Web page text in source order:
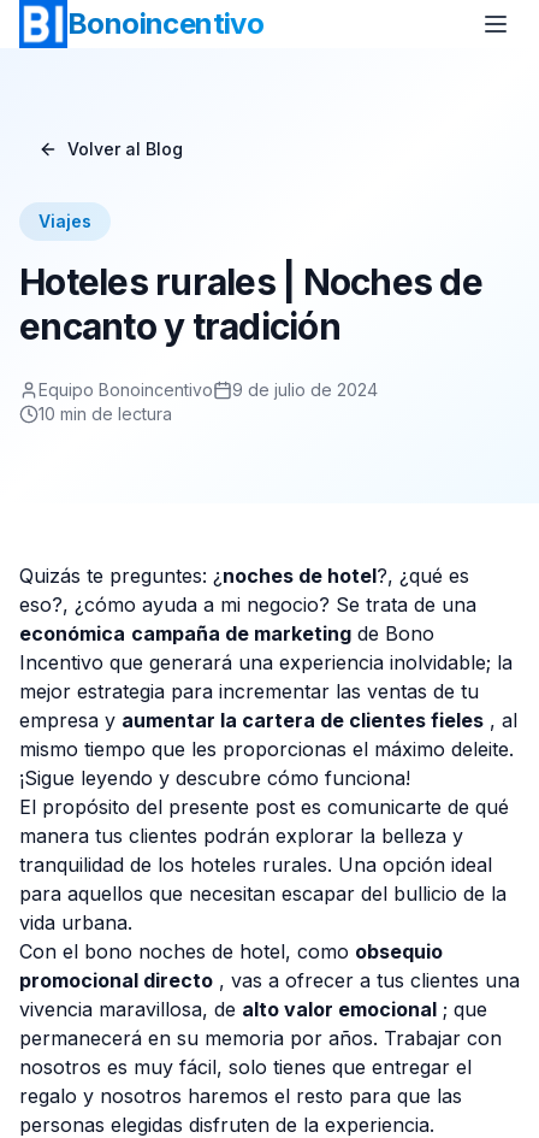
Bonoincentivo
Bono Vuelo
Bono Rural
Bono Minicrucero
Consulta Gratis
Volver al Blog
Viajes
Hoteles rurales | Noches de
encanto y tradición
Equipo Bonoincentivo
9 de julio de 2024
10 min de lectura
Quizás te preguntes: ¿noches de hotel?, ¿qué es
eso?, ¿cómo ayuda a mi negocio? Se trata de una
económica campaña de marketing de Bono
Incentivo que generará una experiencia inolvidable; la
mejor estrategia para incrementar las ventas de tu
empresa y aumentar la cartera de clientes fieles , al
mismo tiempo que les proporcionas el máximo deleite.
¡Sigue leyendo y descubre cómo funciona!
El propósito del presente post es comunicarte de qué
manera tus clientes podrán explorar la belleza y
tranquilidad de los hoteles rurales. Una opción ideal
para aquellos que necesitan escapar del bullicio de la
vida urbana.
Con el bono noches de hotel, como obsequio
promocional directo , vas a ofrecer a tus clientes una
vivencia maravillosa, de alto valor emocional ; que
permanecerá en su memoria por años. Trabajar con
nosotros es muy fácil, solo tienes que entregar el
regalo y nosotros haremos el resto para que las
personas elegidas disfruten de la experiencia.